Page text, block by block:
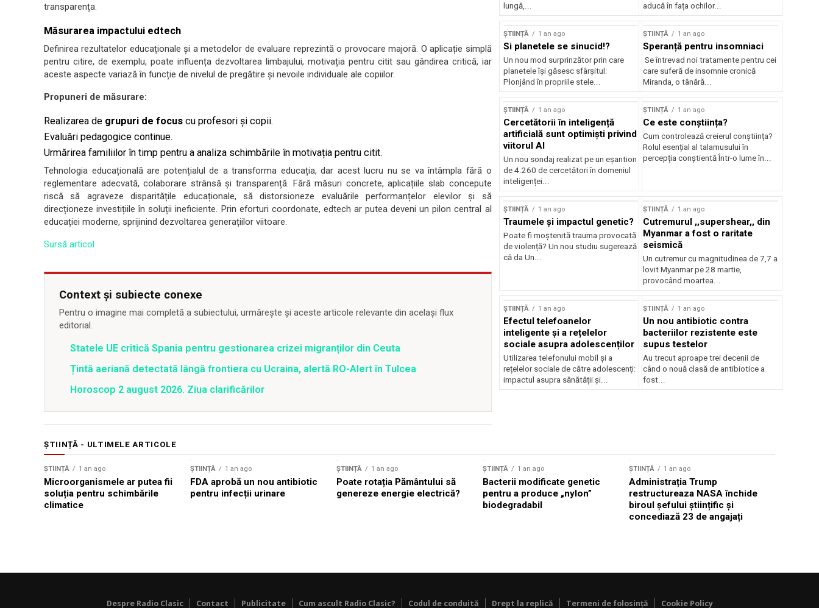
transparența.
Măsurarea impactului edtech
Definirea rezultatelor educaționale și a metodelor de evaluare reprezintă o provocare majoră. O aplicație simplă
pentru citire, de exemplu, poate influența dezvoltarea limbajului, motivația pentru citit sau gândirea critică, iar
aceste aspecte variază în funcție de nivelul de pregătire și nevoile individuale ale copiilor.
Propuneri de măsurare:
Realizarea de grupuri de focus cu profesori și copii.
Evaluări pedagogice continue.
Urmărirea familiilor în timp pentru a analiza schimbările în motivația pentru citit.
Tehnologia educațională are potențialul de a transforma educația, dar acest lucru nu se va întâmpla fără o
reglementare adecvată, colaborare strânsă și transparență. Fără măsuri concrete, aplicațiile slab concepute
riscă să agraveze disparitățile educaționale, să distorsioneze evaluările performanțelor elevilor și să
direcționeze investițiile în soluții ineficiente. Prin eforturi coordonate, edtech ar putea deveni un pilon central al
educației moderne, sprijinind dezvoltarea generațiilor viitoare.
Sursă articol
Context și subiecte conexe
Pentru o imagine mai completă a subiectului, urmărește și aceste articole relevante din același flux
editorial.
Statele UE critică Spania pentru gestionarea crizei migranților din Ceuta
Țintă aeriană detectată lângă frontiera cu Ucraina, alertă RO-Alert în Tulcea
Horoscop 2 august 2026. Ziua clarificărilor
lungă,...
aducă în fața ochilor...
ȘTIINȚĂ 1 an ago
Si planetele se sinucid!?
Un nou mod surprinzător prin care
planetele își găsesc sfârșitul:
Plonjând în propriile stele...
ȘTIINȚĂ 1 an ago
Speranță pentru insomniaci
Se întrevad noi tratamente pentru cei
care suferă de insomnie cronică
Miranda, o tânără...
ȘTIINȚĂ 1 an ago
Cercetătorii în inteligență
artificială sunt optimiști privind
viitorul AI
Un nou sondaj realizat pe un eșantion
de 4.260 de cercetători în domeniul
inteligenței...
ȘTIINȚĂ 1 an ago
Ce este conștiința?
Cum controlează creierul conștiința?
Rolul esențial al talamusului în
percepția conștientă Într-o lume în...
ȘTIINȚĂ 1 an ago
Traumele și impactul genetic?
Poate fi moștenită trauma provocată
de violență? Un nou studiu sugerează
că da Un...
ȘTIINȚĂ 1 an ago
Cutremurul ,,supershear,, din
Myanmar a fost o raritate
seismică
Un cutremur cu magnitudinea de 7,7 a
lovit Myanmar pe 28 martie,
provocând moartea...
ȘTIINȚĂ 1 an ago
Efectul telefoanelor
inteligente și a rețelelor
sociale asupra adolescenților
Utilizarea telefonului mobil și a
rețelelor sociale de către adolescenți:
impactul asupra sănătății și...
ȘTIINȚĂ 1 an ago
Un nou antibiotic contra
bacteriilor rezistente este
supus testelor
Au trecut aproape trei decenii de
când o nouă clasă de antibiotice a
fost...
ȘTIINȚĂ - ULTIMELE ARTICOLE
ȘTIINȚĂ 1 an ago
Microorganismele ar putea fii
soluția pentru schimbările
climatice
ȘTIINȚĂ 1 an ago
FDA aprobă un nou antibiotic
pentru infecții urinare
ȘTIINȚĂ 1 an ago
Poate rotația Pământului să
genereze energie electrică?
ȘTIINȚĂ 1 an ago
Bacterii modificate genetic
pentru a produce „nylon”
biodegradabil
ȘTIINȚĂ 1 an ago
Administrația Trump
restructureaza NASA închide
biroul șefului științific și
concediază 23 de angajați
Despre Radio Clasic Contact Publicitate Cum ascult Radio Clasic? Codul de conduită Drept la replică Termeni de folosință Cookie Policy